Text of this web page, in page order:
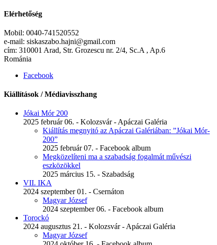
Elérhetőség
Mobil: 0040-741520552
e-mail: siskaszabo.hajni@gmail.com
cím: 310001 Arad, Str. Grozescu nr. 2/4, Sc.A , Ap.6
Románia
Facebook
Kiállítások / Médiavisszhang
Jókai Mór 200
2025 február 06. - Kolozsvár - Apáczai Galéria
Kiállítás megnyitó az Apáczai Galériában: ”Jókai Mór-
200”
2025 február 07. - Facebook album
Megközelíteni ma a szabadság fogalmát művészi
eszközökkel
2025 március 15. - Szabadság
VII. IKA
2024 szeptember 01. - Csernáton
Magyar József
2024 szeptember 06. - Facebook album
Torockó
2024 augusztus 21. - Kolozsvár - Apáczai Galéria
Magyar József